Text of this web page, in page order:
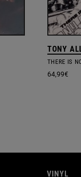
TONY
THERE IS
64,99€
VINYL